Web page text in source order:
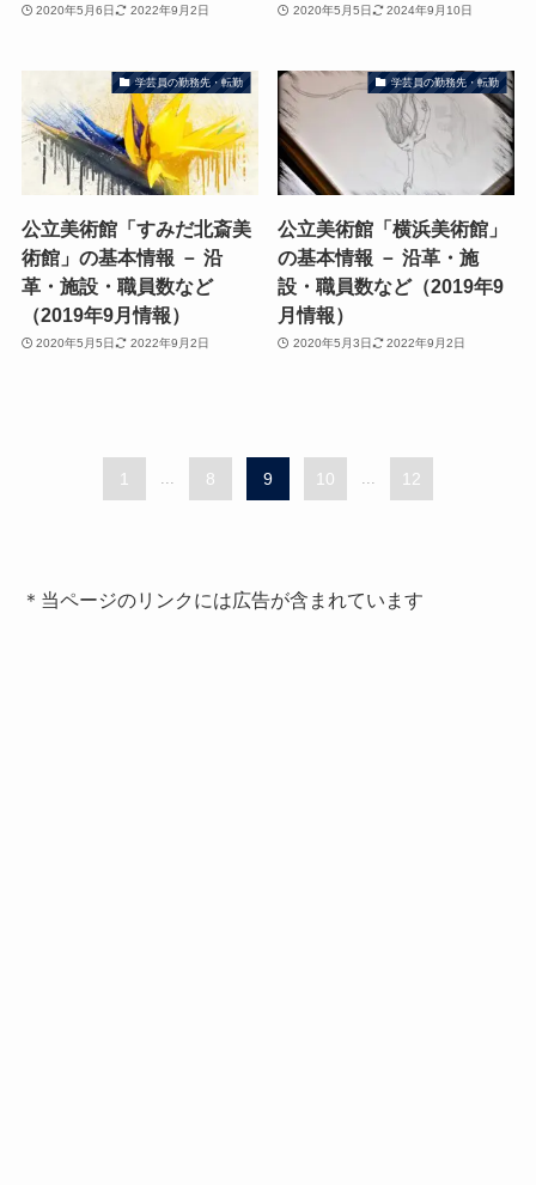
2020年5月6日 2022年9月2日 2020年5月5日 2024年9月10日
学芸員の勤務先・転勤
公立美術館「すみだ北斎美
術館」の基本情報 － 沿
革・施設・職員数など
（2019年9月情報）
2020年5月5日 2022年9月2日
学芸員の勤務先・転勤
公立美術館「横浜美術館」
の基本情報 － 沿革・施
設・職員数など（2019年9
月情報）
2020年5月3日 2022年9月2日
1 ... 8 9 10 ... 12
＊当ページのリンクには広告が含まれています